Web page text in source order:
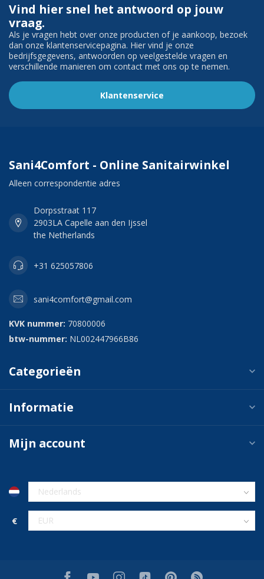
Vind hier snel het antwoord op jouw
vraag.
Als je vragen hebt over onze producten of je aankoop, bezoek
dan onze klantenservicepagina. Hier vind je onze
bedrijfsgegevens, antwoorden op veelgestelde vragen en
verschillende manieren om contact met ons op te nemen.
Klantenservice
Sani4Comfort - Online Sanitairwinkel
Alleen correspondentie adres
Dorpsstraat 117
2903LA Capelle aan den Ijssel
the Netherlands
+31 625057806
sani4comfort@gmail.com
KVK nummer: 70800006
btw-nummer: NL002447966B86
Categorieën
Informatie
Mijn account
€